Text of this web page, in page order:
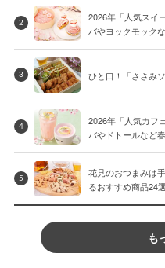
2
2026年「人気スイ
バやヨックモック
3 ひと口！「ささみ
4
2026年「人気カフ
バやドトールなど
5
花見のおつまみは
るおすすめ商品24選
も